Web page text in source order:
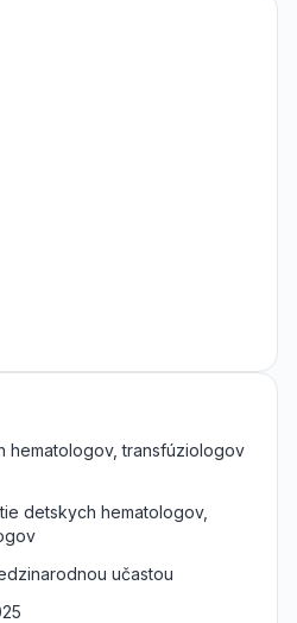
hematologov, transfúziologov
detskych hematologov,
učastou